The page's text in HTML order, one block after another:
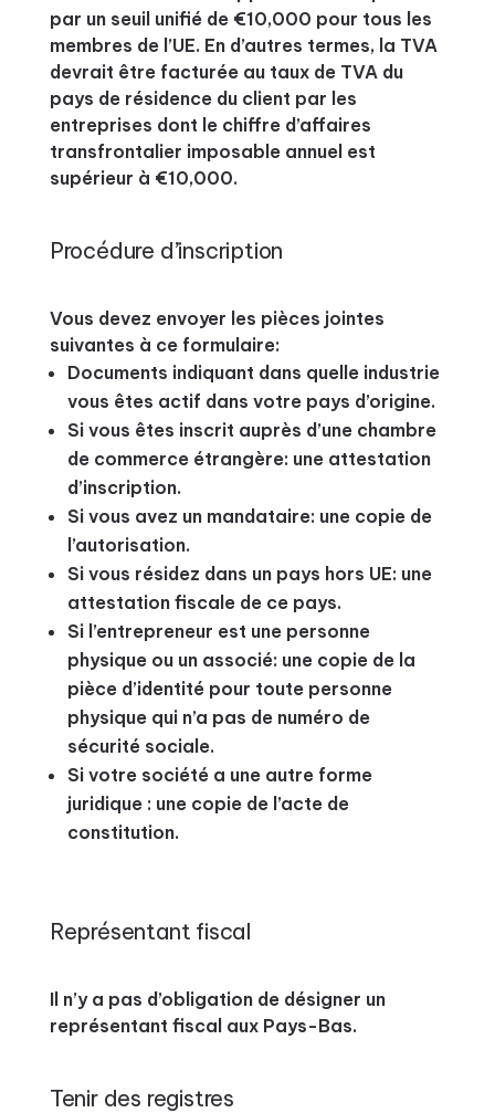
par un seuil unifié de €10,000 pour tous les
membres de l’UE. En d’autres termes, la TVA
devrait être facturée au taux de TVA du
pays de résidence du client par les
entreprises dont le chiffre d’affaires
transfrontalier imposable annuel est
supérieur à €10,000.
Procédure d’inscription
Vous devez envoyer les pièces jointes
suivantes à ce formulaire:
Documents indiquant dans quelle industrie
vous êtes actif dans votre pays d’origine.
Si vous êtes inscrit auprès d’une chambre
de commerce étrangère: une attestation
d’inscription.
Si vous avez un mandataire: une copie de
l’autorisation.
Si vous résidez dans un pays hors UE: une
attestation fiscale de ce pays.
Si l’entrepreneur est une personne
physique ou un associé: une copie de la
pièce d’identité pour toute personne
physique qui n’a pas de numéro de
sécurité sociale.
Si votre société a une autre forme
juridique : une copie de l’acte de
constitution.
Représentant fiscal
Il n’y a pas d’obligation de désigner un
représentant fiscal aux Pays-Bas.
Tenir des registres